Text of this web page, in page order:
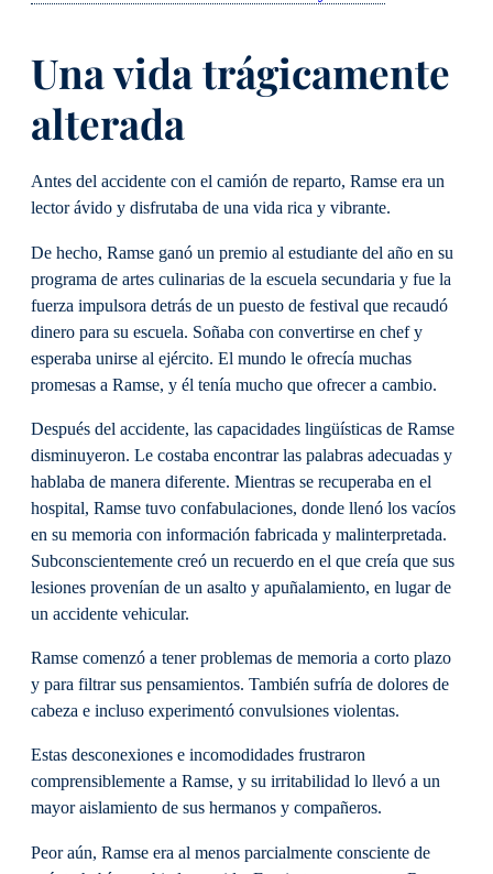
Una vida trágicamente
alterada
Antes del accidente con el camión de reparto, Ramse era un
lector ávido y disfrutaba de una vida rica y vibrante.
De hecho, Ramse ganó un premio al estudiante del año en su
programa de artes culinarias de la escuela secundaria y fue la
fuerza impulsora detrás de un puesto de festival que recaudó
dinero para su escuela. Soñaba con convertirse en chef y
esperaba unirse al ejército. El mundo le ofrecía muchas
promesas a Ramse, y él tenía mucho que ofrecer a cambio.
Después del accidente, las capacidades lingüísticas de Ramse
disminuyeron. Le costaba encontrar las palabras adecuadas y
hablaba de manera diferente. Mientras se recuperaba en el
hospital, Ramse tuvo confabulaciones, donde llenó los vacíos
en su memoria con información fabricada y malinterpretada.
Subconscientemente creó un recuerdo en el que creía que sus
lesiones provenían de un asalto y apuñalamiento, en lugar de
un accidente vehicular.
Ramse comenzó a tener problemas de memoria a corto plazo
y para filtrar sus pensamientos. También sufría de dolores de
cabeza e incluso experimentó convulsiones violentas.
Estas desconexiones e incomodidades frustraron
comprensiblemente a Ramse, y su irritabilidad lo llevó a un
mayor aislamiento de sus hermanos y compañeros.
Peor aún, Ramse era al menos parcialmente consciente de